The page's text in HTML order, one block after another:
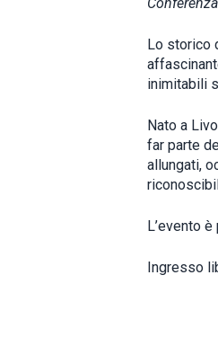
Lo storico
inimitabili
Nato a
far parte
allungati,
L’evento
Ingresso